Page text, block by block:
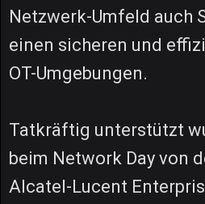
Netzwerk-Umfeld auch
einen sicheren und
OT-Umgebungen.
Tatkräftig unterstützt
beim Network Day von
Alcatel-Lucent